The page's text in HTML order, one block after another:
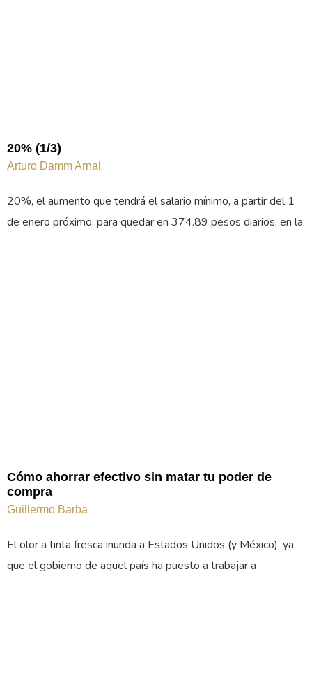
20% (1/3)
Arturo Damm Arnal
20%, el aumento que tendrá el salario mínimo, a partir del 1
de enero próximo, para quedar en 374.89 pesos diarios, en la
Cómo ahorrar efectivo sin matar tu poder de
compra
Guillermo Barba
El olor a tinta fresca inunda a Estados Unidos (y México), ya
que el gobierno de aquel país ha puesto a trabajar a